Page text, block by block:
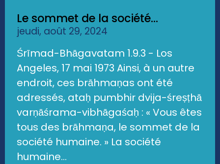
Le sommet de la société...
jeudi, août 29, 2024
Śrīmad-Bhāgavatam 1.9.3 - Los
Angeles, 17 mai 1973 Ainsi, à un autre
endroit, ces brāhmaṇas ont été
adressés, ataḥ pumbhir dvija-śreṣṭhā
varṇāśrama-vibhāgaśaḥ : « Vous êtes
tous des brāhmaṇa, le sommet de la
société humaine. » La société
humaine...